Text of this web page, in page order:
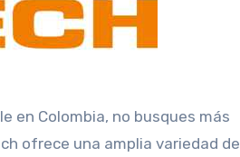
ofrece una amplia variedad de